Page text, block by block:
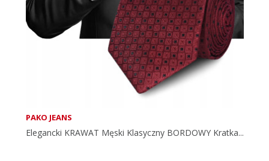
PAKO JEANS
Elegancki KRAWAT Męski Klasyczny BORDOWY Kratka...